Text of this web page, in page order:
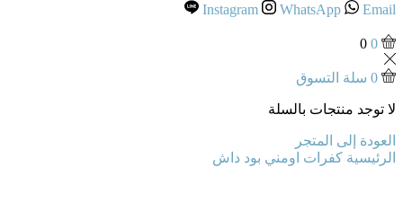
Instagram WhatsApp Email
0
0
0 سلة التسوق
لا توجد منتجات بالسلة
العودة إلى المتجر
الرئيسية كفرات اومني بود داش